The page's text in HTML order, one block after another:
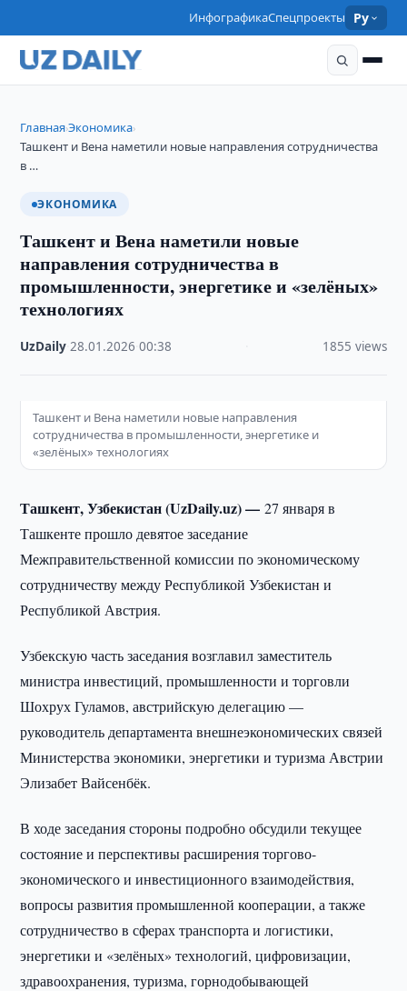
ИнфографикаСпецпроекты Ру
Главная›Экономика›
Ташкент и Вена наметили новые направления сотрудничества
в …
ЭКОНОМИКА
Ташкент и Вена наметили новые
направления сотрудничества в
промышленности, энергетике и «зелёных»
технологиях
UzDaily ·28.01.2026 ·00:38 1855 views
Ташкент и Вена наметили новые направления
сотрудничества в промышленности, энергетике и
«зелёных» технологиях
Ташкент, Узбекистан (UzDaily.uz) —27 января в
Ташкенте прошло девятое заседание
Межправительственной комиссии по экономическому
сотрудничеству между Республикой Узбекистан и
Республикой Австрия.
Узбекскую часть заседания возглавил заместитель
министра инвестиций, промышленности и торговли
Шохрух Гуламов, австрийскую делегацию —
руководитель департамента внешнеэкономических связей
Министерства экономики, энергетики и туризма Австрии
Элизабет Вайсенбёк.
В ходе заседания стороны подробно обсудили текущее
состояние и перспективы расширения торгово-
экономического и инвестиционного взаимодействия,
вопросы развития промышленной кооперации, а также
сотрудничество в сферах транспорта и логистики,
энергетики и «зелёных» технологий, цифровизации,
здравоохранения, туризма, горнодобывающей